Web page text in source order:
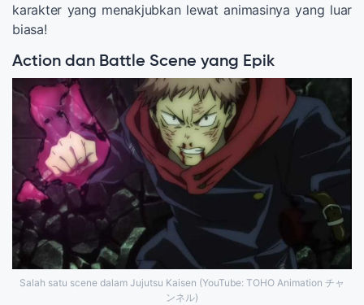
karakter yang menakjubkan lewat animasinya yang luar
biasa!
Action dan Battle Scene yang Epik
Salah satu scene dalam Jujutsu Kaisen (YouTube: TOHO Animation チャ
ンネル)